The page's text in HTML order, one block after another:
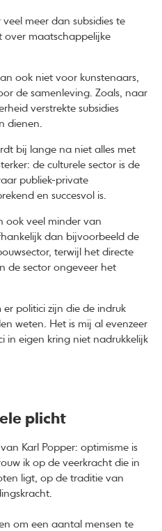
meer dan subsidies te
over maatschappelijke
ook niet voor kunstenaars,
de samenleving. Zoals, naar
verstrekte subsidies
dienen.
bij lange na niet alles met
de culturele sector is de
publiek-private
en succesvol is.
ook veel minder van
dan bijvoorbeeld de
terwijl het directe
de sector ongeveer het
politici zijn die de indruk
weten. Het is mij al evenzeer
in eigen kring niet nadrukkelijk
plicht
Karl Popper: optimisme is
ik op de veerkracht die in
ligt, op de traditie van
om een aantal mensen te